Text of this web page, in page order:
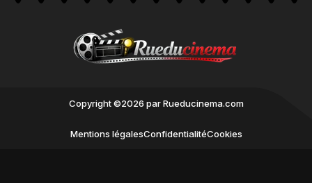
Copyright ©2026 par Rueducinema.com
Mentions légalesConfidentialitéCookies